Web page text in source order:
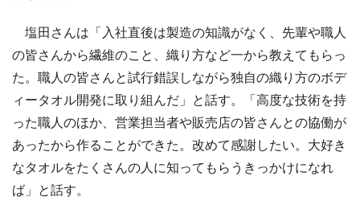
塩田さんは「入社直後は製造の知識がなく、先輩や職人
の皆さんから繊維のこと、織り方など一から教えてもらっ
た。職人の皆さんと試行錯誤しながら独自の織り方のボデ
ィータオル開発に取り組んだ」と話す。「高度な技術を持
った職人のほか、営業担当者や販売店の皆さんとの協働が
あったから作ることができた。改めて感謝したい。大好き
なタオルをたくさんの人に知ってもらうきっかけになれ
ば」と話す。